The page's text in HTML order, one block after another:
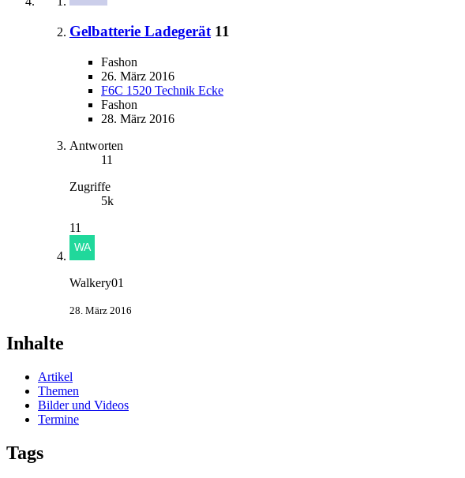
Gelbatterie Ladegerät 11
Fashon
26. März 2016
F6C 1520 Technik Ecke
Fashon
28. März 2016
Antworten
11
Zugriffe
5k
11
Walkery01
28. März 2016
Inhalte
Artikel
Themen
Bilder und Videos
Termine
Tags